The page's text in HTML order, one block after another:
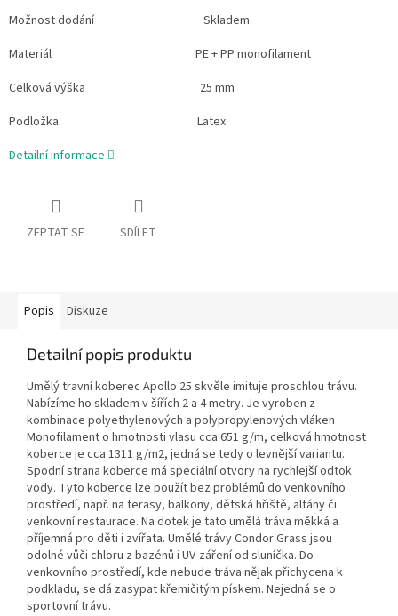
Možnost dodání Skladem
Materiál PE + PP monofilament
Celková výška 25 mm
Podložka Latex
Detailní informace
ZEPTAT SE SDÍLET
Popis Diskuze
Detailní popis produktu
Umělý travní koberec Apollo 25 skvěle imituje proschlou trávu.
Nabízíme ho skladem v šířích 2 a 4 metry. Je vyroben z
kombinace polyethylenových a polypropylenových vláken
Monofilament o hmotnosti vlasu cca 651 g/m, celková hmotnost
koberce je cca 1311 g/m2, jedná se tedy o levnější variantu.
Spodní strana koberce má speciální otvory na rychlejší odtok
vody. Tyto koberce lze použít bez problémů do venkovního
prostředí, např. na terasy, balkony, dětská hřiště, altány či
venkovní restaurace. Na dotek je tato umělá tráva měkká a
příjemná pro děti i zvířata. Umělé trávy Condor Grass jsou
odolné vůči chloru z bazénů i UV-záření od sluníčka. Do
venkovního prostředí, kde nebude tráva nějak přichycena k
podkladu, se dá zasypat křemičitým pískem. Nejedná se o
sportovní trávu.